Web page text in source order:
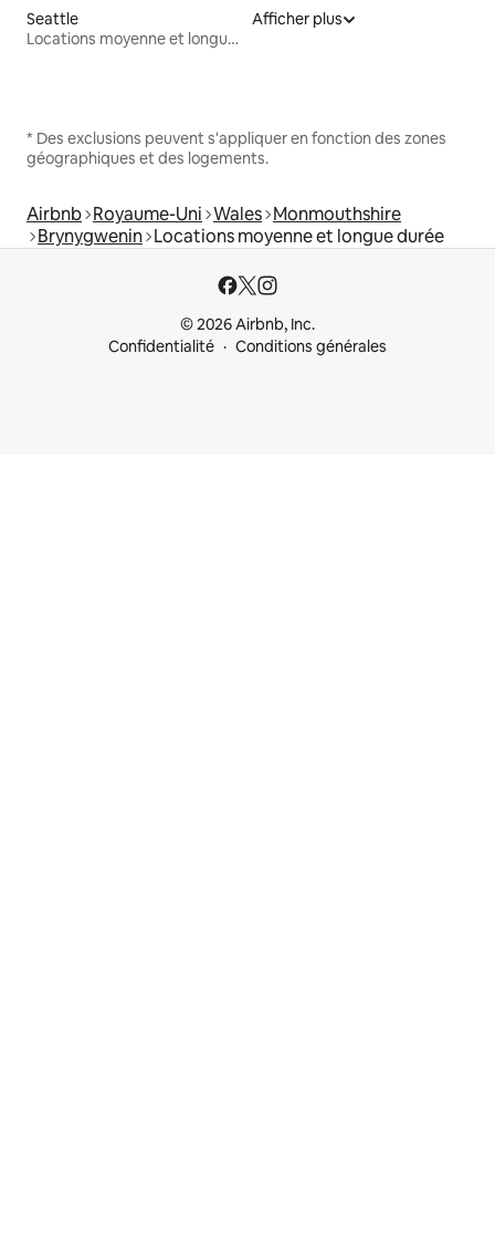
Seattle
Locations moyenne et longue durée
Afficher plus
* Des exclusions peuvent s'appliquer en fonction des zones
géographiques et des logements.
Airbnb Royaume-Uni Wales Monmouthshire
Brynygwenin Locations moyenne et longue durée
© 2026 Airbnb, Inc.
Confidentialité
Conditions générales